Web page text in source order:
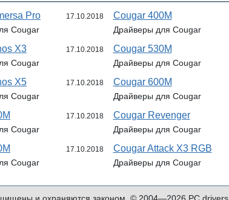
Pro 17.10.2018
Cougar
X3 17.10.2018
Cougar
X5 17.10.2018
Cougar
17.10.2018
Cougar
17.10.2018
Cougar
Cougar 400M
Драйверы для Cougar
Cougar 530M
Драйверы для Cougar
Cougar 600M
Драйверы для Cougar
Cougar Revenger
Драйверы для Cougar
Cougar Attack X3 RGB
Драйверы для Cougar